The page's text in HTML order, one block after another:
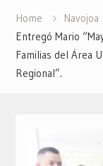
Home
Navojoa
Entregó Mario
Familias del Área
Regional”.